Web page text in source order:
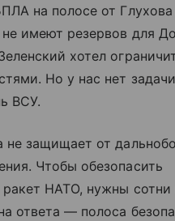
на полосе от Глухова
имеют резервов для
хотел
Но у нас нет задачи
ВСУ.
не защищает от
Чтобы обезопасить
НАТО, нужны сотни
ответа — полоса